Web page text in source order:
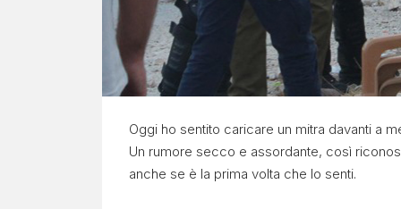
Oggi ho sentito caricare un mitra davanti a
Un rumore secco e assordante, così
anche se è la prima volta che lo senti.